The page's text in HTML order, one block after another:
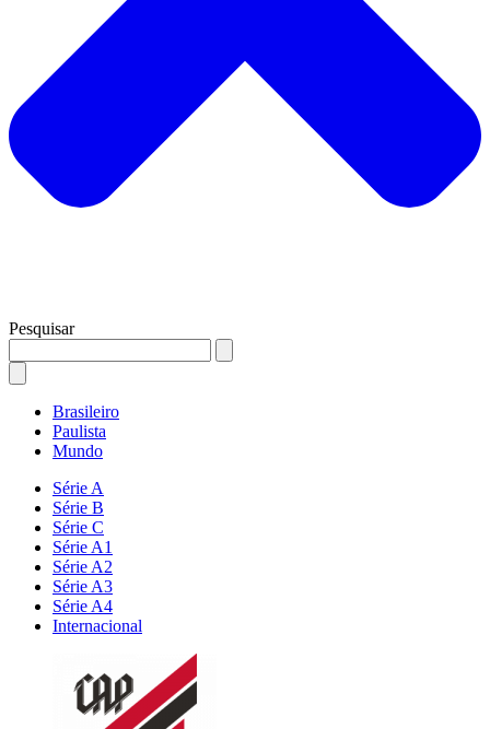
Pesquisar
Brasileiro
Paulista
Mundo
Série A
Série B
Série C
Série A1
Série A2
Série A3
Série A4
Internacional